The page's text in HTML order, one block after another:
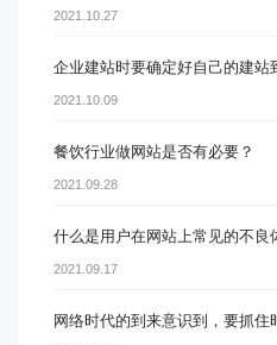
2021.10.27
企业建站时要确定好自己的建站
2021.10.09
餐饮行业做网站是否有必要？
2021.09.28
什么是用户在网站上常见的不良
2021.09.17
网络时代的到来意识到，要抓住